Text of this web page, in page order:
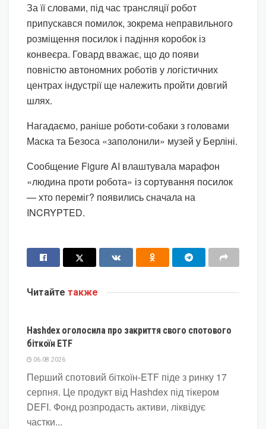
За її словами, під час трансляції робот
припускався помилок, зокрема неправильного
розміщення посилок і падіння коробок із
конвеєра. Говард вважає, що до появи
повністю автономних роботів у логістичних
центрах індустрії ще належить пройти довгий
шлях.
Нагадаємо, раніше роботи-собаки з головами
Маска та Безоса «заполонили» музей у Берліні.
Сообщение Figure AI влаштувала марафон
«людина проти робота» із сортування посилок
— хто переміг? появились сначала на
INCRYPTED.
Читайте также
Hashdex оголосила про закриття свого спотового
біткоїн ETF
06.08.2026
Перший спотовий біткоїн-ETF піде з ринку 17
серпня. Це продукт від Hashdex під тікером
DEFI. Фонд розпродасть активи, ліквідує
частки...